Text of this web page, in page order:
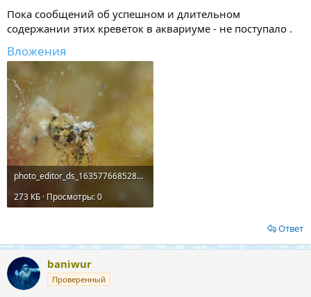
Пока сообщений об успешном и длительном
содержании этих креветок в аквариуме - не поступало .
Вложения
photo_editor_ds_1635776685281.jpg
273 КБ · Просмотры: 0
Ответ
baniwur
Проверенный